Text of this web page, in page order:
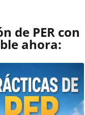
de PER con
ahora: